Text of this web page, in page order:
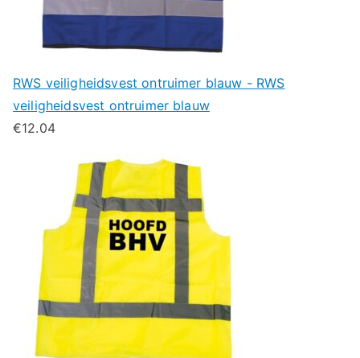
RWS veiligheidsvest ontruimer blauw - RWS
veiligheidsvest ontruimer blauw
€12.04